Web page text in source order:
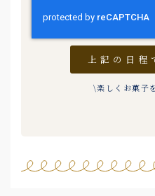
上記の日程
\楽しくお菓子